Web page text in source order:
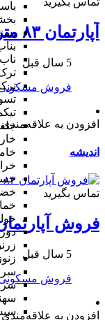
زنوز
آپارتمان ۸۳ متری دوخواب پارکینگ با سند
5 سال قبل
فروش
افزودن به علاقه‌مندی
اندیشه
تماس بگیرید
فروش آپارتمان ۸۳ متر دوخواب پارکینگ
5 سال قبل
فروش
افزودن به علاقه‌مندی